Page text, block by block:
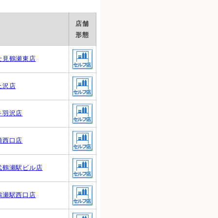
店舗
形態
見鶴瀬東店
沢店
羽沢店
西口店
鶴瀬駅ビル店
瀬駅西口店